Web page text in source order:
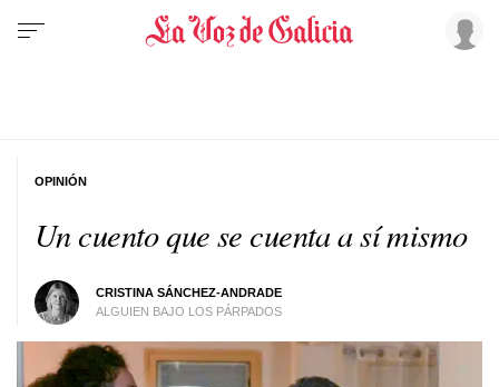
Un cuento que se cuenta a sí mismo
CRISTINA SÁNCHEZ-ANDRADE
ALGUIEN BAJO LOS PÁRPADOS
OPINIÓN